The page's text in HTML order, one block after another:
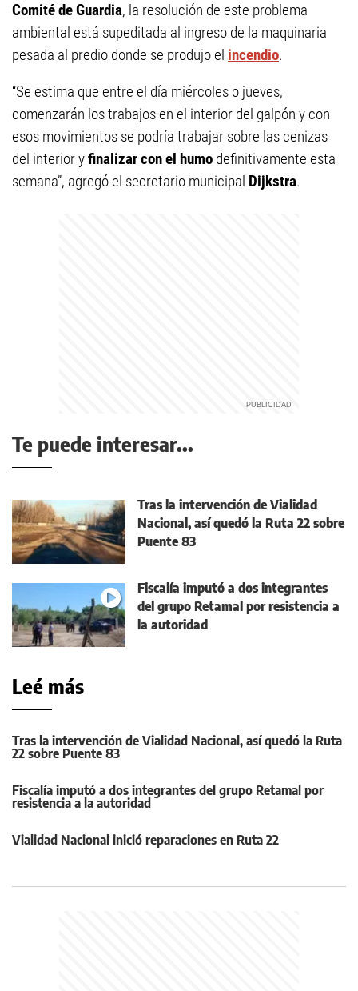
Comité de Guardia, la resolución de este problema
ambiental está supeditada al ingreso de la maquinaria
pesada al predio donde se produjo el incendio.
“Se estima que entre el día miércoles o jueves,
comenzarán los trabajos en el interior del galpón y con
esos movimientos se podría trabajar sobre las cenizas
del interior yfinalizar con el humo definitivamente esta
semana”, agregó el secretario municipal Dijkstra.
Te puede interesar...
Tras la intervención de Vialidad
Nacional, así quedó la Ruta 22 sobre
Puente 83
Fiscalía imputó a dos integrantes
del grupo Retamal por resistencia a
la autoridad
Leé más
Tras la intervención de Vialidad Nacional, así quedó la Ruta
22 sobre Puente 83
Fiscalía imputó a dos integrantes del grupo Retamal por
resistencia a la autoridad
Vialidad Nacional inició reparaciones en Ruta 22